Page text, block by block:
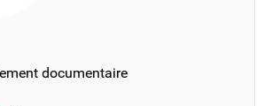
documentaire